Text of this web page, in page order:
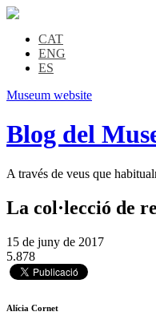
CAT
ENG
ES
Museum website
Blog del
A través de veus que
La col·lecció de
15 de juny de 2017
5.878
Alícia Cornet